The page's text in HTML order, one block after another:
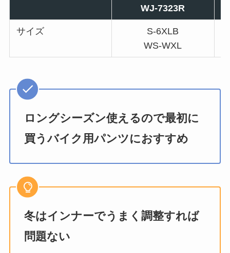
WJ-7323R
サイズ
S-6XLB
WS-WXL
ロングシーズン使えるので最初に
買うバイク用パンツにおすすめ
冬はインナーでうまく調整すれば
問題ない